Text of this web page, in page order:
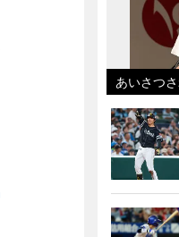
あいさつ